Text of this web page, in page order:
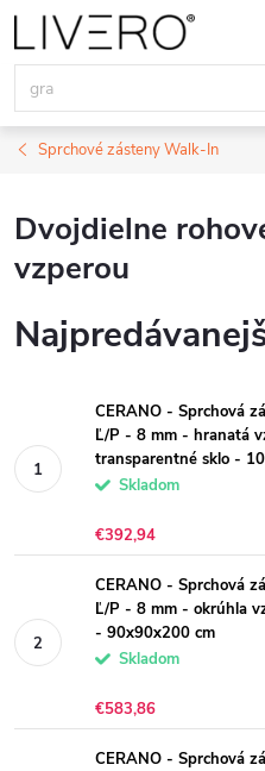
Prejsť
na
obsah
Sprchové zásteny Walk-In
Dvojdielne
vzperou
CERANO - Sprchová
Ľ/P - 8 mm - hranatá
transparentné sklo -
Skladom
€392,94
CERANO - Sprchová
Ľ/P - 8 mm - okrúhla
- 90x90x200 cm
Skladom
€583,86
CERANO - Sprchová